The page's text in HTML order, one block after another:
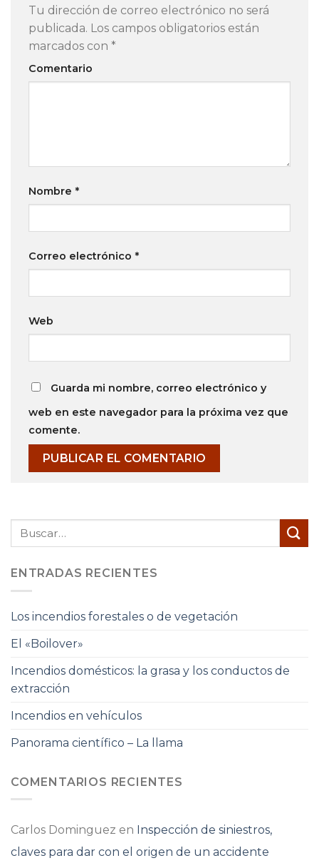
Tu dirección de correo electrónico no será
publicada. Los campos obligatorios están
marcados con *
Comentario
Nombre *
Correo electrónico *
Web
Guarda mi nombre, correo electrónico y
web en este navegador para la próxima vez que
comente.
ENTRADAS RECIENTES
Los incendios forestales o de vegetación
El «Boilover»
Incendios domésticos: la grasa y los conductos de
extracción
Incendios en vehículos
Panorama científico – La llama
COMENTARIOS RECIENTES
Carlos Dominguez en Inspección de siniestros,
claves para dar con el origen de un accidente